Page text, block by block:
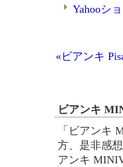
Yahooシ
«ビアンキ
ビアンキ
「ビアンキ
方、是非感
アンキ